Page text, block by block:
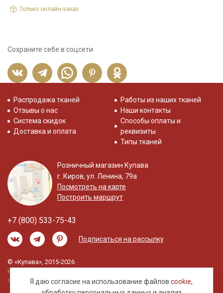
Только онлайн-заказ
Сохраните себе в соцсети
Я даю согласие на использование файловcookie,
Распродажа тканей
Отзывы о нас
Система скидок
Доставка и оплата
Работы из наших тканей
Наши контакты
Способы оплаты и
реквизиты
Типы тканей
Розничный магазин Купава
г. Киров, ул. Ленина, 79а
Посмотреть на карте
Построить маршрут
+7 (800) 533-75-43
Подписаться на рассылку
© «Купава», 2015-2026
Информация на сайте не является публичной
офертой.